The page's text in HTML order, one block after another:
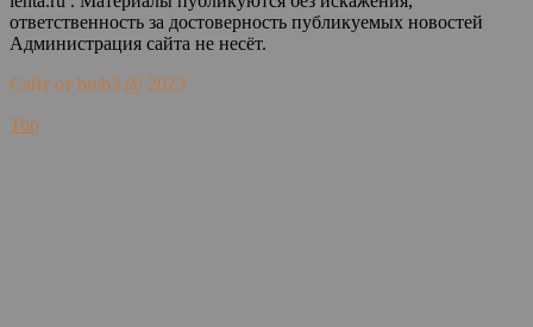
ответственность за достоверность публикуемых новостей
Администрация сайта не несёт.
Сайт от bmb3 @ 2023
Top